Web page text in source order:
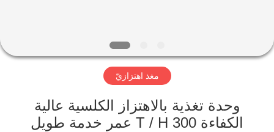
عرض
الافتراضي
مغذ اهتزازيّ
وحدة تغذية بالاهتزاز الكلسية عالية
الكفاءة 300 T / H عمر خدمة طويل